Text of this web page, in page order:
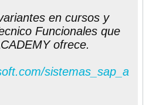
en cursos y
Funcionales que
ofrece.
sistemas_sap_a